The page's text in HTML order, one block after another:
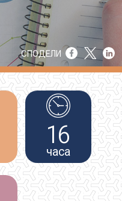
СПОДЕЛИ
16
часа